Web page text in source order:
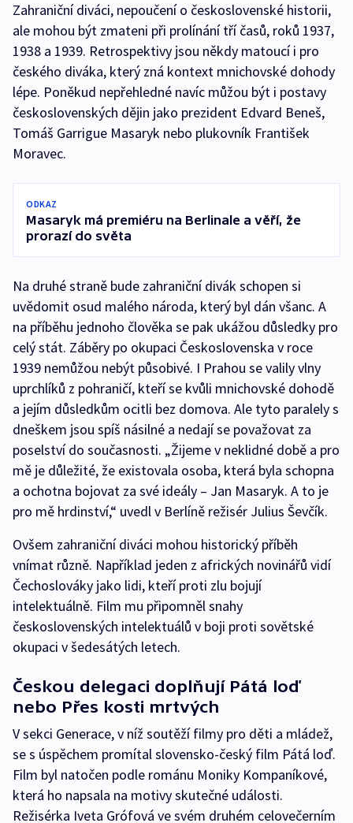
Zahraniční diváci, nepoučení o československé historii,
ale mohou být zmateni při prolínání tří časů, roků 1937,
1938 a 1939. Retrospektivy jsou někdy matoucí i pro
českého diváka, který zná kontext mnichovské dohody
lépe. Poněkud nepřehledné navíc můžou být i postavy
československých dějin jako prezident Edvard Beneš,
Tomáš Garrigue Masaryk nebo plukovník František
Moravec.
ODKAZ
Masaryk má premiéru na Berlinale a věří, že
prorazí do světa
Na druhé straně bude zahraniční divák schopen si
uvědomit osud malého národa, který byl dán všanc. A
na příběhu jednoho člověka se pak ukážou důsledky pro
celý stát. Záběry po okupaci Československa v roce
1939 nemůžou nebýt působivé. I Prahou se valily vlny
uprchlíků z pohraničí, kteří se kvůli mnichovské dohodě
a jejím důsledkům ocitli bez domova. Ale tyto paralely s
dneškem jsou spíš násilné a nedají se považovat za
poselství do současnosti. „Žijeme v neklidné době a pro
mě je důležité, že existovala osoba, která byla schopna
a ochotna bojovat za své ideály – Jan Masaryk. A to je
pro mě hrdinství,“ uvedl v Berlíně režisér Julius Ševčík.
Ovšem zahraniční diváci mohou historický příběh
vnímat různě. Například jeden z afrických novinářů vidí
Čechoslováky jako lidi, kteří proti zlu bojují
intelektuálně. Film mu připomněl snahy
československých intelektuálů v boji proti sovětské
okupaci v šedesátých letech.
Českou delegaci doplňují Pátá loď
nebo Přes kosti mrtvých
V sekci Generace, v níž soutěží filmy pro děti a mládež,
se s úspěchem promítal slovensko-český film Pátá loď.
Film byl natočen podle románu Moniky Kompaníkové,
která ho napsala na motivy skutečné události.
Režisérka Iveta Grófová ve svém druhém celovečerním